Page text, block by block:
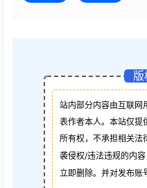
版
站内部分内容由互联网
表作者本人。本站仅提
所有权，不承担相关法
袭侵权/违法违规的内
立即删除。并对发布账